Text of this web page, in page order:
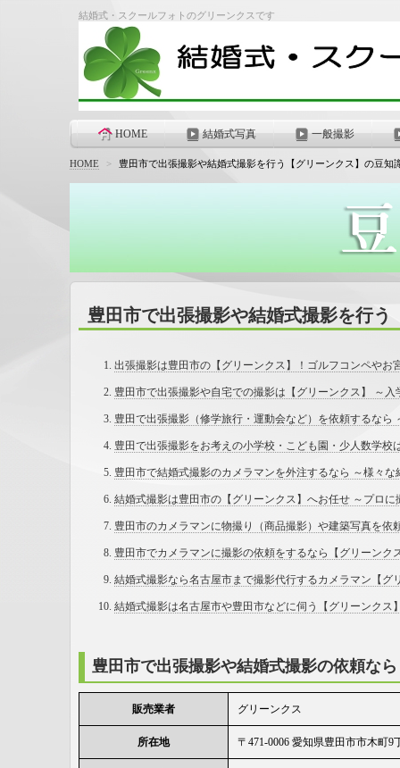
結婚式・スクールフォトのグリーンクスです
HOME 結婚式写真 一般撮影
HOME > 豊田市で出張撮影や結婚式撮影を行う【グリーンクス】の豆知
豊田市で出張撮影や結婚式撮影を行う
出張撮影は豊田市の【グリーンクス】！ゴルフコンペや
豊田市で出張撮影や自宅での撮影は【グリーンクス】 ～
豊田で出張撮影（修学旅行・運動会など）を依頼するなら
豊田で出張撮影をお考えの小学校・こども園・少人数学
豊田市で結婚式撮影のカメラマンを外注するなら ～様々
結婚式撮影は豊田市の【グリーンクス】へお任せ ～プロ
豊田市のカメラマンに物撮り（商品撮影）や建築写真を依
豊田市でカメラマンに撮影の依頼をするなら【グリーン
結婚式撮影なら名古屋市まで撮影代行するカメラマン【
結婚式撮影は名古屋市や豊田市などに伺う【グリーンク
豊田市で出張撮影や結婚式撮影の依頼な
販売業者 グリーンクス
所在地 〒471-0006 愛知県豊田市市木町9